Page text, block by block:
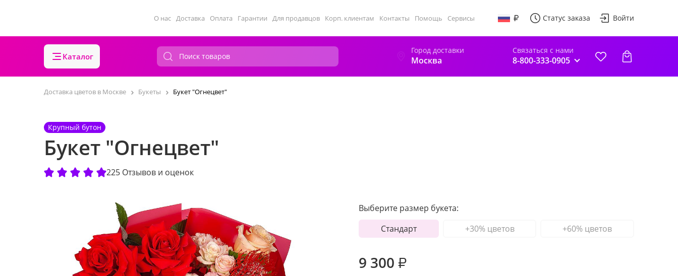
О нас Доставка Оплата Гарантии Для продавцов Корп. клиентам Контакты Помощь Сервисы Статус заказа Войти
Каталог
Город доставки
Москва
Связаться с нами
8-800-333-0905
Доставка цветов в Москве Букеты Букет "Огнецвет"
Крупный бутон
Букет "Огнецвет"
225 Отзывов и оценок
Выберите размер букета:
Стандарт
+30% цветов +60% цветов
9 300 ₽